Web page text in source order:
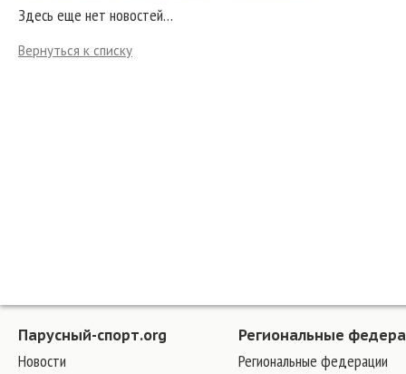
Здесь еще нет новостей…
Вернуться к списку
Парусный-спорт.org
Новости
Региональные
Региональные федерации